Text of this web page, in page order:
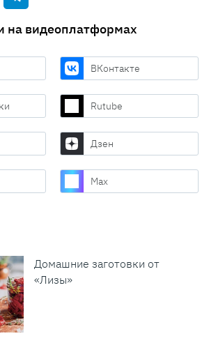
на видеоплатформах
ВКонтакте
Rutube
Дзен
Max
Домашние заготовки от
«Лизы»